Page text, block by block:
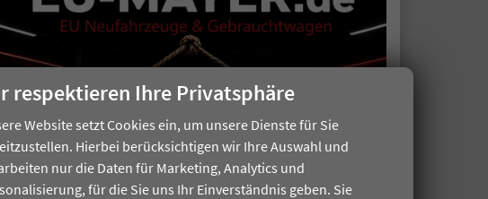
Sie kostenfrei und völlig unverbindlich.
respektieren Ihre Privatsphäre
Website setzt Cookies ein, um unsere Dienste für Sie
Hierbei berücksichtigen wir Ihre Auswahl und
nur die Daten für Marketing, Analytics und
für die Sie uns Ihr Einverständnis geben. Sie